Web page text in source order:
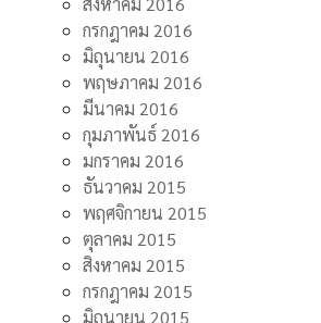
กรกฎาคม 2016
มิถุนายน 2016
พฤษภาคม 2016
มีนาคม 2016
กุมภาพันธ์ 2016
มกราคม 2016
ธันวาคม 2015
พฤศจิกายน 2015
ตุลาคม 2015
สิงหาคม 2015
กรกฎาคม 2015
มิถุนายน 2015